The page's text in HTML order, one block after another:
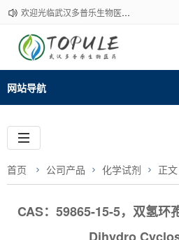
欢迎光临武汉多普乐生物医药有限公司官网！下单请咨询客服，我们热情为您服务！
网站导航
首页 公司产品 化学试剂 正文
CAS：59865-15-5，双氢环